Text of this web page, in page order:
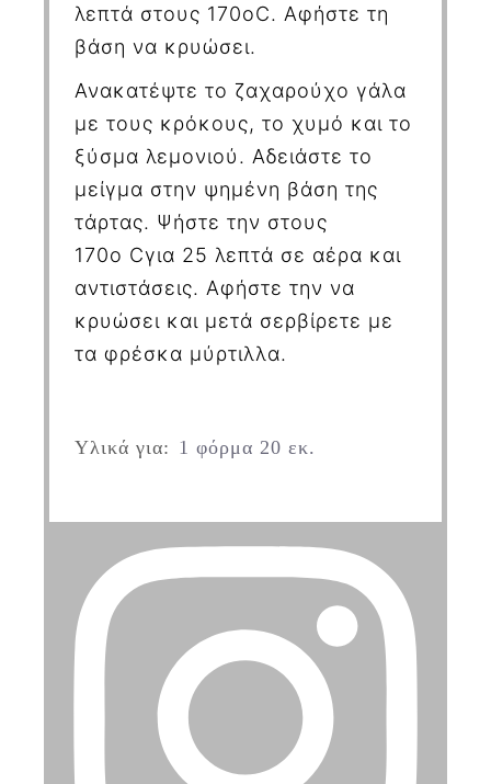
λεπτά στους 170οC. Αφήστε τη
βάση να κρυώσει.
Ανακατέψτε το ζαχαρούχο γάλα
με τους κρόκους, το χυμό και το
ξύσμα λεμονιού. Αδειάστε το
μείγμα στην ψημένη βάση της
τάρτας. Ψήστε την στους
170ο Cγια 25 λεπτά σε αέρα και
αντιστάσεις. Αφήστε την να
κρυώσει και μετά σερβίρετε με
τα φρέσκα μύρτιλλα.
Υλικά για: 1 φόρμα 20 εκ.